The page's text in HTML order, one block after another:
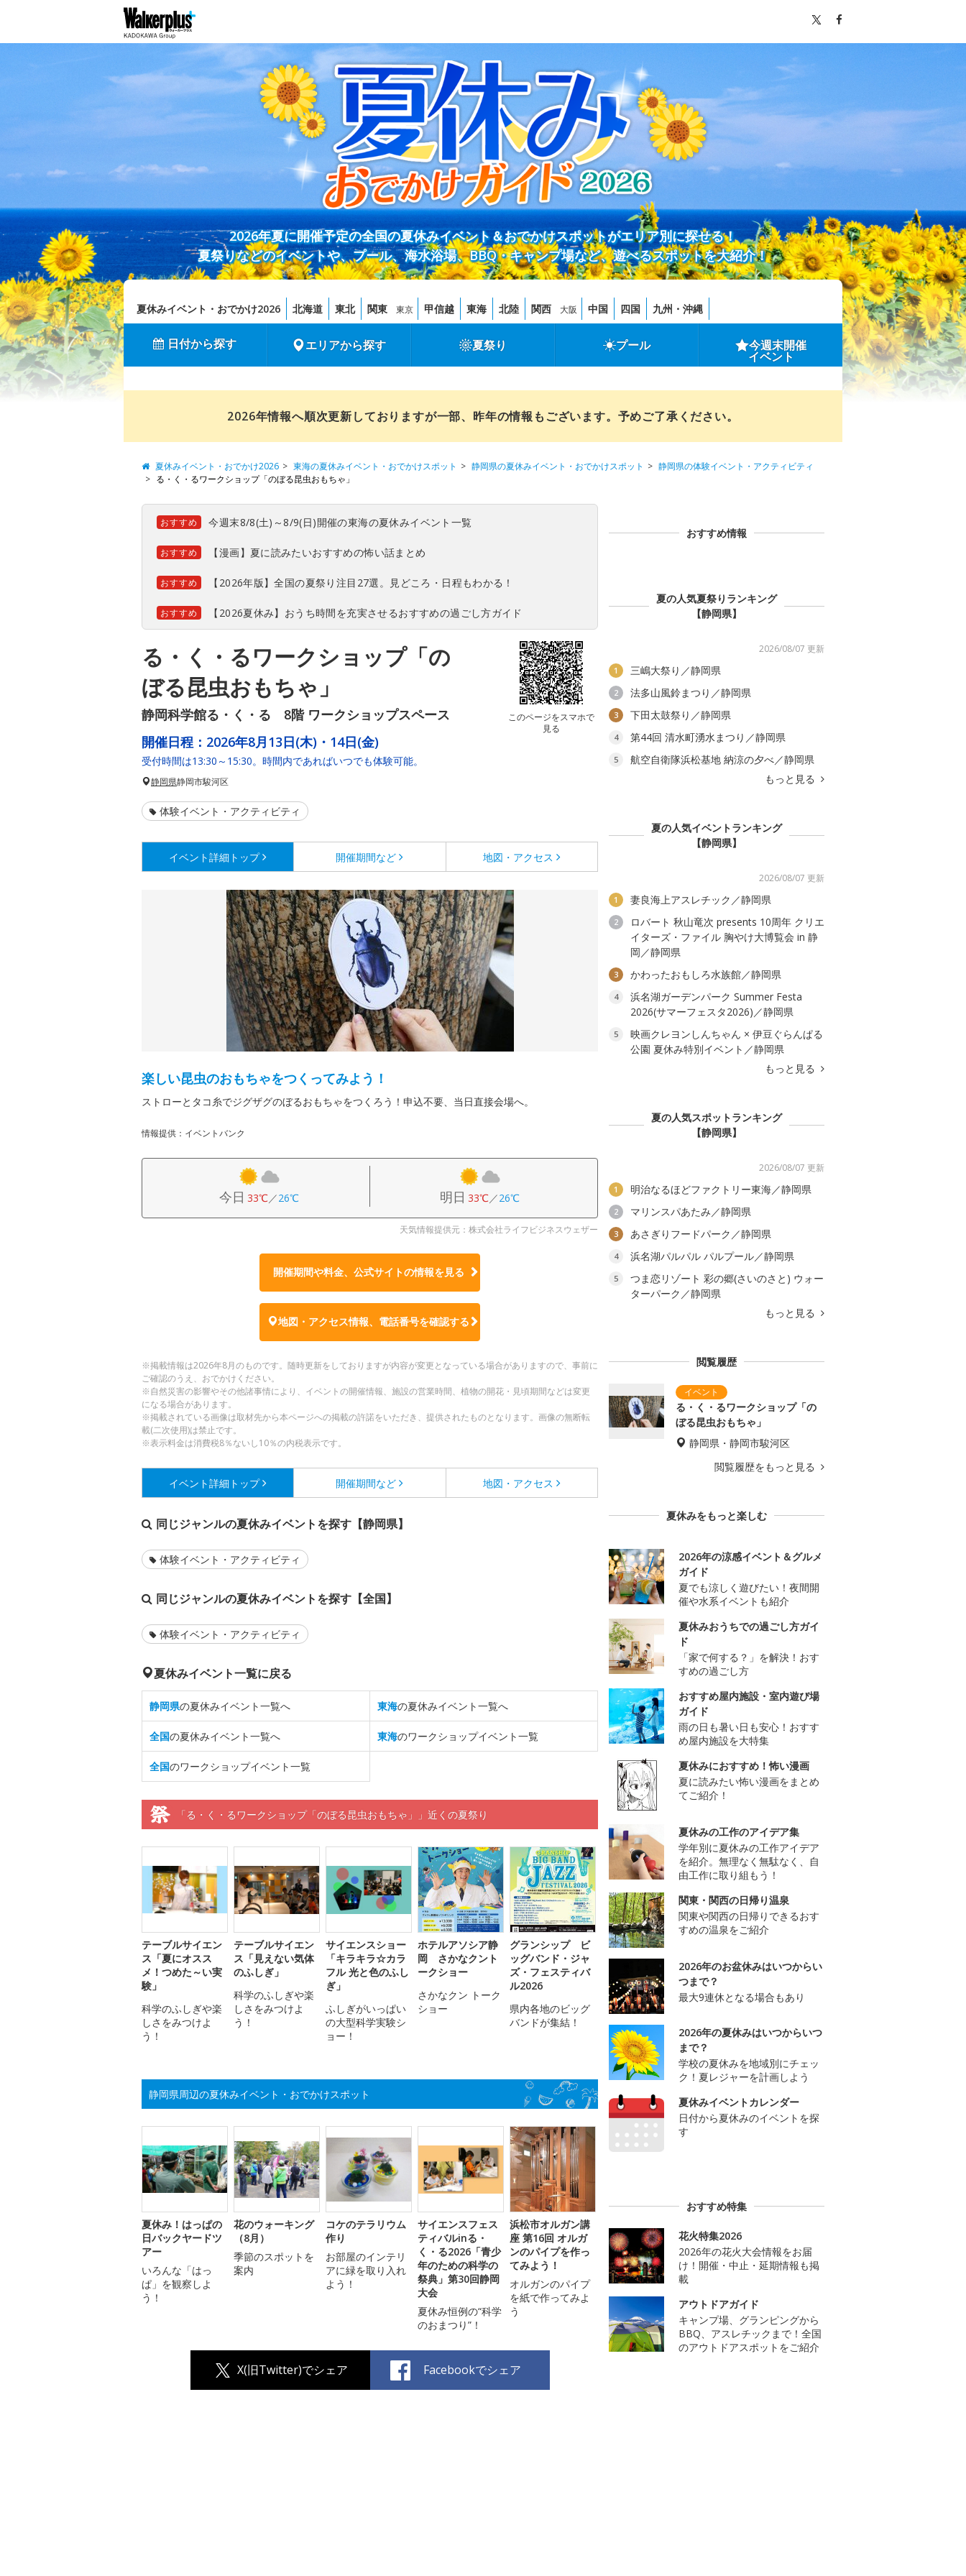
2026年夏に開催予定の全国の夏休みイベント＆おでかけスポットがエリア別に探せる！
夏祭りなどのイベントや、プール、海水浴場、BBQ・キャンプ場など、遊べるスポットを大紹介！
夏休みイベント・おでかけ2026 北海道 東北 関東 東京 甲信越 東海 北陸 関西 大阪 中国 四国 九州・沖縄
日付から探す エリアから探す 夏祭り プール 今週末開催
イベント
2026年情報へ順次更新しておりますが一部、昨年の情報もございます。予めご了承ください。
夏休みイベント・おでかけ2026 東海の夏休みイベント・おでかけスポット 静岡県の夏休みイベント・おでかけスポット
静岡県の体験イベント・アクティビティ
る・く・るワークショップ「のぼる昆虫おもちゃ」
おすすめ 今週末8/8(土)～8/9(日)開催の東海の夏休みイベント一覧
おすすめ 【漫画】夏に読みたいおすすめの怖い話まとめ
おすすめ 【2026年版】全国の夏祭り注目27選。見どころ・日程もわかる！
おすすめ 【2026夏休み】おうち時間を充実させるおすすめの過ごし方ガイド
る・く・るワークショップ「の
ぼる昆虫おもちゃ」
静岡科学館る・く・る 8階 ワークショップスペース
このページをスマホで
見る
開催日程： 2026年8月13日(木)・14日(金)
受付時間は13:30～15:30。時間内であればいつでも体験可能。
静岡県静岡市駿河区
体験イベント・アクティビティ
イベント詳細 トップ 開催期間など 地図・アクセス
楽しい昆虫のおもちゃをつくってみよう！
ストローとタコ糸でジグザグのぼるおもちゃをつくろう！申込不要、当日直接会場へ。
情報提供：イベントバンク
今日 33℃／26℃ 明日 33℃／26℃
天気情報提供元：株式会社ライフビジネスウェザー
開催期間や料金、公式サイトの情報を見る
地図・アクセス情報、電話番号を確認する
※掲載情報は2026年8月のものです。随時更新をしておりますが内容が変更となっている場合がありますので、事前に
ご確認のうえ、おでかけください。
※自然災害の影響やその他諸事情により、イベントの開催情報、施設の営業時間、植物の開花・見頃期間などは変更
になる場合があります。
※掲載されている画像は取材先から本ページへの掲載の許諾をいただき、提供されたものとなります。画像の無断転
載(二次使用)は禁止です。
※表示料金は消費税8％ないし10％の内税表示です。
イベント詳細 トップ 開催期間など 地図・アクセス
同じジャンルの夏休みイベントを探す【静岡県】
体験イベント・アクティビティ
同じジャンルの夏休みイベントを探す【全国】
体験イベント・アクティビティ
夏休みイベント一覧に戻る
静岡県の夏休みイベント一覧へ 東海の夏休みイベント一覧へ
全国の夏休みイベント一覧へ 東海のワークショップイベント一覧
全国のワークショップイベント一覧
「る・く・るワークショップ「のぼる昆虫おもちゃ」」近くの夏祭り
テーブルサイエン
ス「夏にオスス
メ！つめた～い実
験」
科学のふしぎや楽
しさをみつけよ
う！
テーブルサイエン
ス「見えない気体
のふしぎ」
科学のふしぎや楽
しさをみつけよ
う！
サイエンスショー
「キラキラ☆カラ
フル 光と色のふし
ぎ」
ふしぎがいっぱい
の大型科学実験シ
ョー！
ホテルアソシア静
岡 さかなクント
ークショー
さかなクン トーク
ショー
グランシップ ビ
ッグバンド・ジャ
ズ・フェスティバ
ル2026
県内各地のビッグ
バンドが集結！
静岡県周辺の夏休みイベント・おでかけスポット
夏休み！はっぱの
日バックヤードツ
アー
いろんな「はっ
ぱ」を観察しよ
う！
花のウォーキング
（8月）
季節のスポットを
案内
コケのテラリウム
作り
お部屋のインテリ
アに緑を取り入れ
よう！
サイエンスフェス
ティバルinる・
く・る2026「青少
年のための科学の
祭典」第30回静岡
大会
夏休み恒例の“科学
のおまつり”！
浜松市オルガン講
座 第16回 オルガ
ンのパイプを作っ
てみよう！
オルガンのパイプ
を紙で作ってみよ
う
X(旧Twitter)でシェア Facebookでシェア
おすすめ情報
夏の人気夏祭りランキング
【静岡県】
2026/08/07 更新
1 三嶋大祭り／静岡県
2 法多山風鈴まつり／静岡県
3 下田太鼓祭り／静岡県
4 第44回 清水町湧水まつり／静岡県
5
航空自衛隊浜松基地 納涼の夕べ／静岡県
もっと見る
夏の人気イベントランキング
【静岡県】
2026/08/07 更新
1 妻良海上アスレチック／静岡県
2
ロバート 秋山竜次 presents 10周年 クリエ
イターズ・ファイル 胸やけ大博覧会 in 静
岡／静岡県
3 かわったおもしろ水族館／静岡県
4
浜名湖ガーデンパーク Summer Festa
2026(サマーフェスタ2026)／静岡県
5
映画クレヨンしんちゃん × 伊豆ぐらんぱる
公園 夏休み特別イベント／静岡県
もっと見る
夏の人気スポットランキング
【静岡県】
2026/08/07 更新
1 明治なるほどファクトリー東海／静岡県
2 マリンスパあたみ／静岡県
3 あさぎりフードパーク／静岡県
4 浜名湖パルパル パルプール／静岡県
5
つま恋リゾート 彩の郷(さいのさと) ウォー
ターパーク／静岡県
もっと見る
閲覧履歴
る・く・るワークショップ「の
ぼる昆虫おもちゃ」
静岡県・静岡市駿河区
閲覧履歴をもっと見る
夏休みをもっと楽しむ
2026年の涼感イベント＆グルメ
ガイド
夏でも涼しく遊びたい！夜間開
催や水系イベントも紹介
夏休みおうちでの過ごし方ガイ
ド
「家で何する？」を解決！おす
すめの過ごし方
おすすめ屋内施設・室内遊び場
ガイド
雨の日も暑い日も安心！おすす
め屋内施設を大特集
夏休みにおすすめ！怖い漫画
夏に読みたい怖い漫画をまとめ
てご紹介！
夏休みの工作のアイデア集
学年別に夏休みの工作アイデア
を紹介。無理なく無駄なく、自
由工作に取り組もう！
関東・関西の日帰り温泉
関東や関西の日帰りできるおす
すめの温泉をご紹介
2026年のお盆休みはいつからい
つまで？
最大9連休となる場合もあり
2026年の夏休みはいつからいつ
まで？
学校の夏休みを地域別にチェッ
ク！夏レジャーを計画しよう
夏休みイベントカレンダー
日付から夏休みのイベントを探
す
おすすめ特集
花火特集2026
2026年の花火大会情報をお届
け！開催・中止・延期情報も掲
載
アウトドアガイド
キャンプ場、グランピングから
BBQ、アスレチックまで！全国
のアウトドアスポットをご紹介